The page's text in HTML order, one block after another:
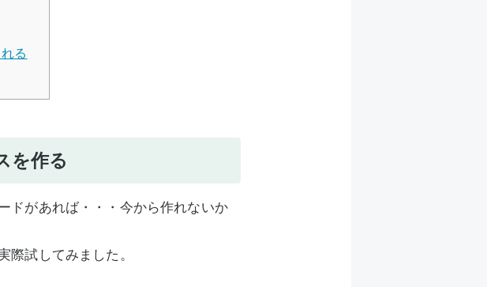
る
を作る
ドがあれば・・・今から作れないか
際試してみました。